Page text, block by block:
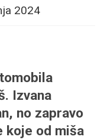
2024
Izvana
no zapravo
koje od miša